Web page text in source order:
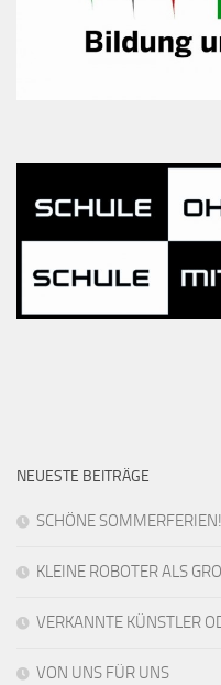
NEUESTE BEITRÄGE
SCHÖNE SOMMERFERIEN!
KLEINE ROBOTER ALS
VERKANNTE KÜNSTLER
VON UNS FÜR UNS